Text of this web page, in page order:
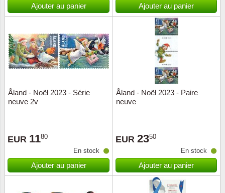
Ajouter au panier Ajouter au panier
Åland - Noël 2023 - Série
neuve 2v
EUR 1180
En stock
Ajouter au panier
Åland - Noël 2023 - Paire
neuve
EUR 2350
En stock
Ajouter au panier